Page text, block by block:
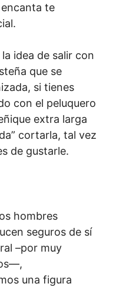
te
idea de salir con
que se
si tienes
con el peluquero
extra larga
cortarla, tal vez
de gustarle.
hombres
seguros de sí
–por muy
una figura